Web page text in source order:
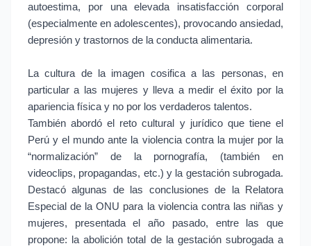
autoestima, por una elevada insatisfacción corporal
(especialmente en adolescentes), provocando ansiedad,
depresión y trastornos de la conducta alimentaria.
La cultura de la imagen cosifica a las personas, en
particular a las mujeres y lleva a medir el éxito por la
apariencia física y no por los verdaderos talentos.
También abordó el reto cultural y jurídico que tiene el
Perú y el mundo ante la violencia contra la mujer por la
“normalización” de la pornografía, (también en
videoclips, propagandas, etc.) y la gestación subrogada.
Destacó algunas de las conclusiones de la Relatora
Especial de la ONU para la violencia contra las niñas y
mujeres, presentada el año pasado, entre las que
propone: la abolición total de la gestación subrogada a